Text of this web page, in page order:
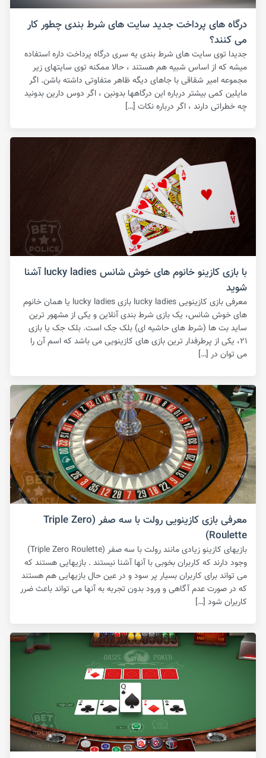
درگاه های پرداخت جدید سایت های شرط بندی چطور کار
می کنند؟
جدیدا توی سایت های شرط بندی یه سری درگاه پرداخت داره استفاده
میشه که از اساس شبیه هم هستند ، حالا ممکنه توی سایتهای زیر
مجموعه امیر شقاقی با جاهای دیگه ظاهر متفاوتی داشته باشن. اگر
مایلین کمی بیشتر درباره این درگاهها بدونین ، اگر دوس دارین بدونید
چه خطراتی دارند ، اگر درباره نکات […]
با بازی کازینو خانوم های خوش شانس lucky ladies آشنا
شوید
معرفی بازی کازینویی lucky ladies بازی lucky ladies یا همان خانوم
های خوش شانس، یک بازی شرط بندی آنلاین و یکی از مشهور ترین
ساید بت ها (شرط های حاشیه ای) بلک جک است‌. بلک جک یا بازی
۲۱، یکی از پرطرفدار ترین بازی های کازینویی می باشد که اسم آن را
می توان در […]
معرفی بازی کازینویی رولت با سه صفر (Triple Zero
Roulette)
بازیهای کازینو زیادی مانند رولت با سه صفر (Triple Zero Roulette)
وجود دارند که کاربران بخوبی با آنها آشنا نیستند . بازیهایی هستند که
می تواند برای کاربران بسیار پر سود و در عین حال بازیهایی هم هستند
که در صورت عدم آگاهی و ورود بدون تجربه به آنها می تواند باعث ضرر
کاربران شود […]